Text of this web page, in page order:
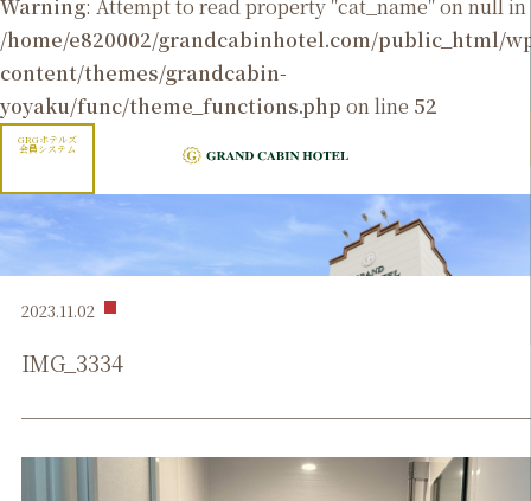
Warning: Attempt to read property "cat_name" on null in
/home/e820002/grandcabinhotel.com/public_html/
content/themes/grandcabin-
yoyaku/func/theme_functions.php on line 52
GRGホテルズ
会員システム
2023.11.02
IMG_3334